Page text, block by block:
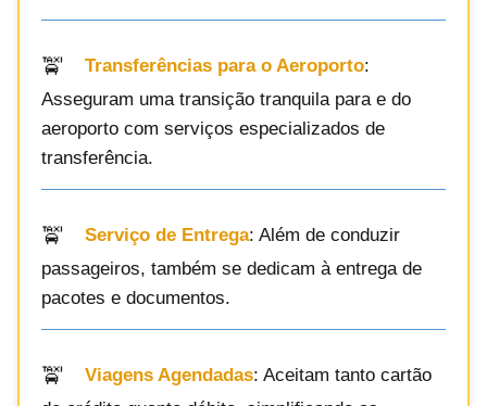
Transferências para o Aeroporto:
Asseguram uma transição tranquila para e do
aeroporto com serviços especializados de
transferência.
Serviço de Entrega: Além de conduzir
passageiros, também se dedicam à entrega de
pacotes e documentos.
Viagens Agendadas: Aceitam tanto cartão